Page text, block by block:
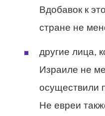
Вдобавок к
стране не
другие лица,
Израиле не
осуществили
Не евреи